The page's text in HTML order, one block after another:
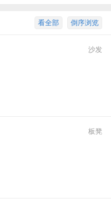
倒序浏览
看全部
沙发
板凳